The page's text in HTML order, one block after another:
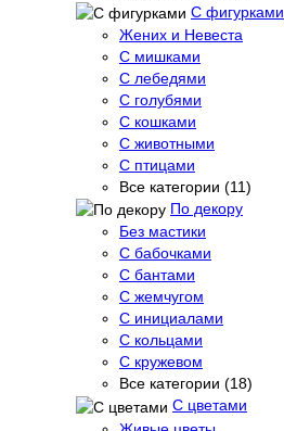
С фигурками
Жених и Невеста
С мишками
С лебедями
С голубями
С кошками
С животными
С птицами
Все категории (11)
По декору
Без мастики
С бабочками
С бантами
С жемчугом
С инициалами
С кольцами
С кружевом
Все категории (18)
С цветами